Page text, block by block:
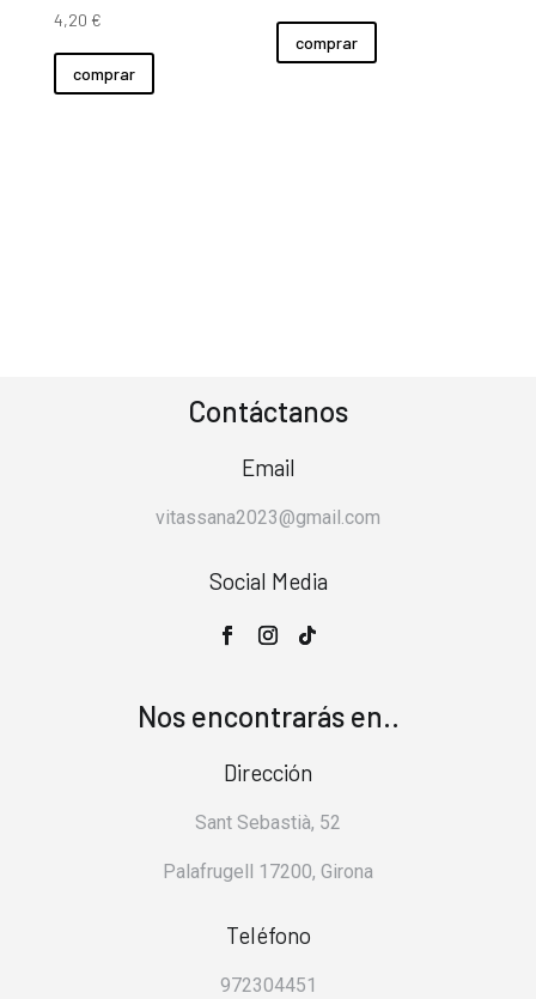
4,20 €
comprar
comprar
Contáctanos
Email
vitassana2023@gmail.com
Social Media
Nos encontrarás en..
Dirección
Sant Sebastià, 52
Palafrugell 17200, Girona
Teléfono
972304451